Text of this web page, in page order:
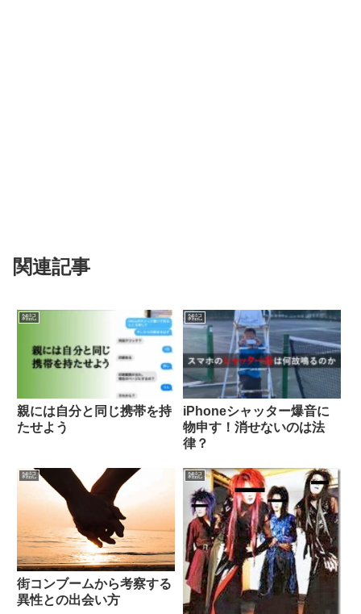
関連記事
雑記
親には自分と同じ携帯を持
たせよう
雑記
iPhoneシャッター爆音に
物申す！消せないのは法
律？
雑記
街コンブームから考察する
異性との出会い方
雑記